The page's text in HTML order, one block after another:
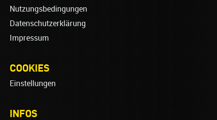
Nutzungsbedingungen
Datenschutzerklärung
Impressum
COOKIES
Einstellungen
INFOS